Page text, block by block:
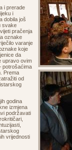
i prerade
i
dobila još
svake
pračenja
oznake
varanje
koje
da
upravo ovim
potrošaćima
Prema
od
godina
izmjena
podržavati
vrijednosti